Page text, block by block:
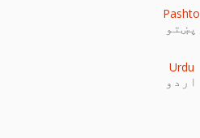
Pashto
پښتو
Urdu
اردو